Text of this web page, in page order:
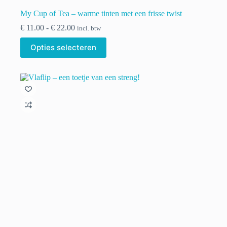
My Cup of Tea – warme tinten met een frisse twist
€ 11.00 - € 22.00Prijsklasse:
€ 11.00
tot
incl. btw
Opties selecteren
Dit
product
heeft
variaties.
Deze
kan